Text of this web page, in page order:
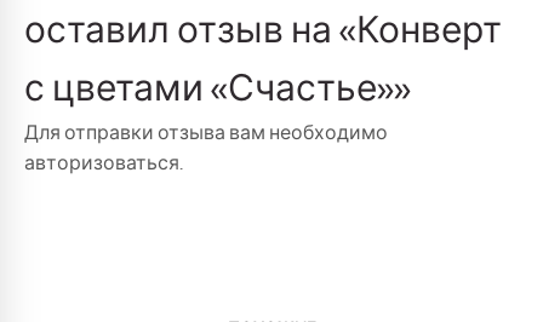
оставил отзыв на «Конверт
с цветами «Счастье»»
Для отправки отзыва вам необходимо
авторизоваться.